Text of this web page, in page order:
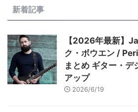
新着記事
【2026年最新】
ク・ボウエン /
まとめ ギター・デ
アップ
2026/6/19